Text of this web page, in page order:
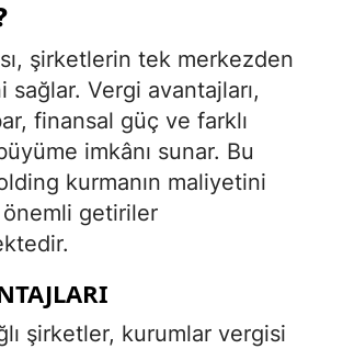
şirketlerin tek merkezden
Vergi avantajları,
finansal güç ve farklı
imkânı sunar. Bu
kurmanın maliyetini
önemli getiriler
şirketler, kurumlar vergisi